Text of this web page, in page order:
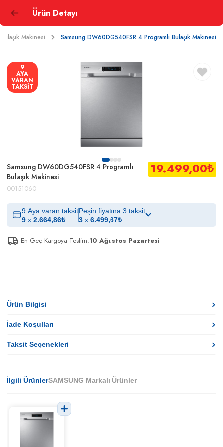
Ürün Detayı
Bulaşık Makinesi Samsung DW60DG540FSR 4 Programlı Bulaşık Makinesi
9
AYA
VARAN
TAKSİT
Samsung DW60DG540FSR 4 Programlı
Bulaşık Makinesi
00151060
19.499,00₺
9 Aya varan taksit
9 x 2.664,86₺
Peşin fiyatına 3 taksit
3 x 6.499,67₺
En Geç Kargoya Teslim:10 Ağustos Pazartesi
Ürün Bilgisi
İade Koşulları
Taksit Seçenekleri
İlgili ÜrünlerSAMSUNG Markalı Ürünler